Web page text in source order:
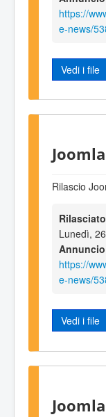
https://
e-news/
Vedi i file
Rilascio
Lunedì,
https://
e-news/
Vedi i file